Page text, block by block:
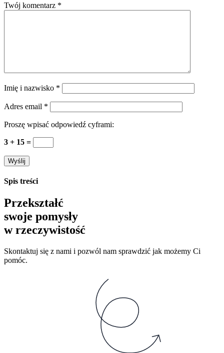
Twój komentarz *
Imię i nazwisko *
Adres email *
Proszę wpisać odpowiedź cyframi:
3 + 15 =
Spis treści
Przekształć
swoje pomysły
w rzeczywistość
Skontaktuj się z nami i pozwól nam sprawdzić jak możemy Ci
pomóc.